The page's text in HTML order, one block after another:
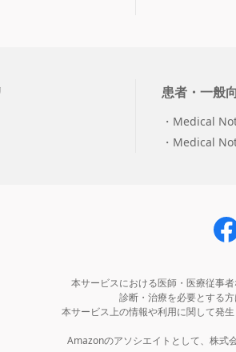
患者・一般
Medical
Medical
本サービスにおける医師・医療従事
診断・治療を必要とする
本サービス上の情報や利用に関して発
Amazonのアソシエイトとして、株式